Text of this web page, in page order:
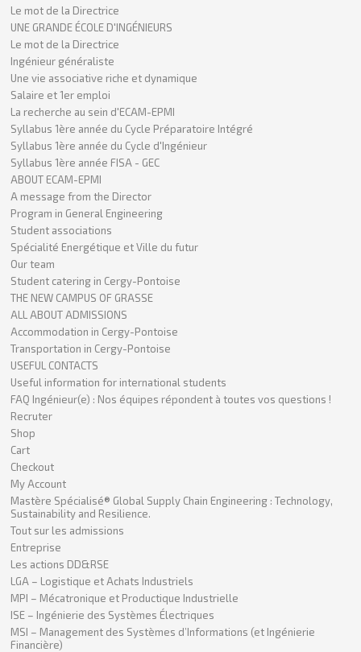
Le mot de la Directrice
UNE GRANDE ÉCOLE D'INGÉNIEURS
Le mot de la Directrice
Ingénieur généraliste
Une vie associative riche et dynamique
Salaire et 1er emploi
La recherche au sein d'ECAM-EPMI
Syllabus 1ère année du Cycle Préparatoire Intégré
Syllabus 1ère année du Cycle d'Ingénieur
Syllabus 1ère année FISA - GEC
ABOUT ECAM-EPMI
A message from the Director
Program in General Engineering
Student associations
Spécialité Energétique et Ville du futur
Our team
Student catering in Cergy-Pontoise
THE NEW CAMPUS OF GRASSE
ALL ABOUT ADMISSIONS
Accommodation in Cergy-Pontoise
Transportation in Cergy-Pontoise
USEFUL CONTACTS
Useful information for international students
FAQ Ingénieur(e) : Nos équipes répondent à toutes vos questions !
Recruter
Shop
Cart
Checkout
My Account
Mastère Spécialisé® Global Supply Chain Engineering : Technology,
Sustainability and Resilience.
Tout sur les admissions
Entreprise
Les actions DD&RSE
LGA – Logistique et Achats Industriels
MPI – Mécatronique et Productique Industrielle
ISE – Ingénierie des Systèmes Électriques
MSI – Management des Systèmes d’Informations (et Ingénierie
Financière)